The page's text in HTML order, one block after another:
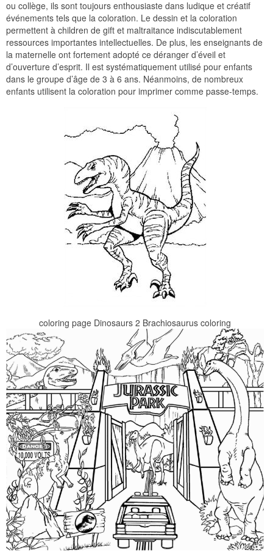
ou collège, ils sont toujours enthousiaste dans ludique et créatif
événements tels que la coloration. Le dessin et la coloration
permettent à children de gift et maltraitance indiscutablement
ressources importantes intellectuelles. De plus, les enseignants de
la maternelle ont fortement adopté ce déranger d’éveil et
d’ouverture d’esprit. Il est systématiquement utilisé pour enfants
dans le groupe d’âge de 3 à 6 ans. Néanmoins, de nombreux
enfants utilisent la coloration pour imprimer comme passe-temps.
coloring page Dinosaurs 2 Brachiosaurus coloring